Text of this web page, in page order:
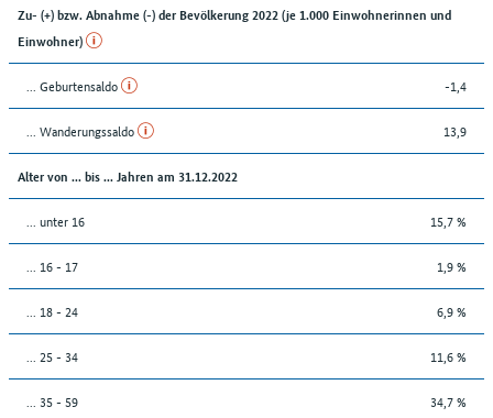
Zu- (+) bzw. Abnahme (-) der Bevölkerung 2022 (je 1.000 Einwohnerinnen und
Einwohner)
... Geburtensaldo -1,4
... Wanderungssaldo 13,9
Alter von ... bis ... Jahren am 31.12.2022
... unter 16 15,7 %
... 16 - 17 1,9 %
... 18 - 24 6,9 %
... 25 - 34 11,6 %
... 35 - 59 34,7 %